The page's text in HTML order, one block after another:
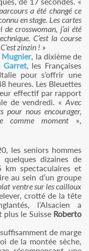
a été changé ce
en stage. Les cartes
crosswoman, j’ai été
C’est la course
zinzin ! »
, la dixième de
Garret, les Françaises
pour s’offrir une
heures. Les Bleuettes
effectif par rapport
de vendredi. « Avec
pour nous encourager,
comme moment»,
les seniors hommes
dizaines de
spectaculaires et
au sein d’un groupe
ventre sur les cailloux
crotté de la tête
l’Alsacien a
plus le Suisse Roberto
de marge
de la montée sèche,